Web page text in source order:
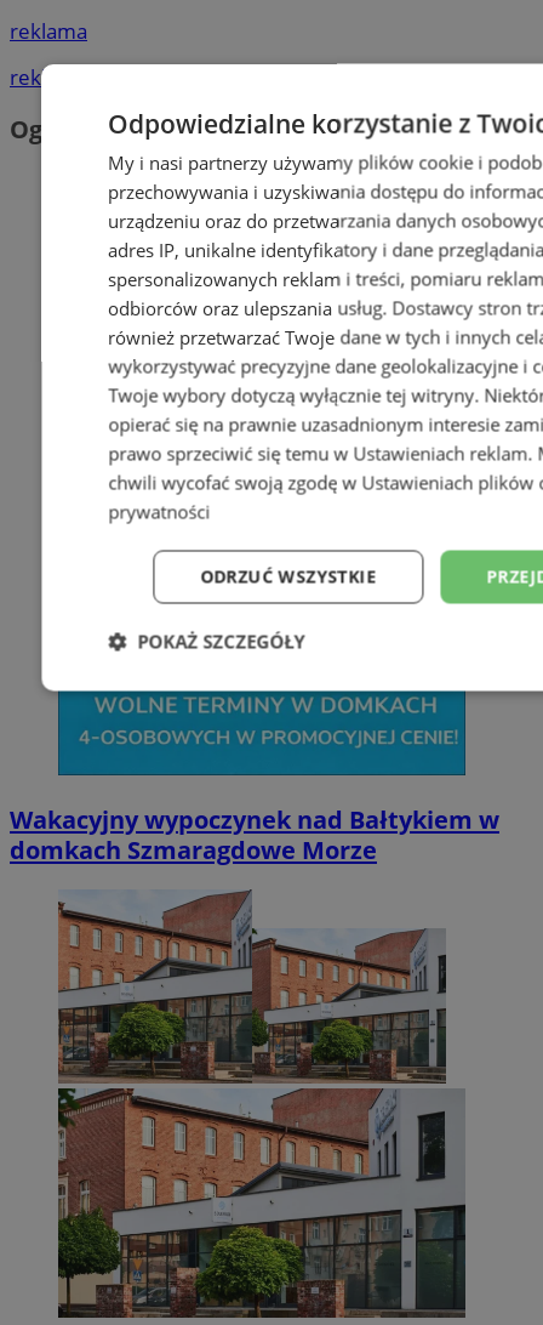
reklama
reklama
Ogłoszenia
Wakacyjny wypoczynek nad Bałtykiem w
domkach Szmaragdowe Morze
Odpowiedzialne korzystanie z
My i nasi partnerzy używamy plików cookie i
przechowywania i uzyskiwania dostępu do
urządzeniu oraz do przetwarzania danych
adres IP, unikalne identyfikatory i dane
spersonalizowanych reklam i treści, pomiaru
odbiorców oraz ulepszania usług. Dostawcy stron
również przetwarzać Twoje dane w tych i innych
wykorzystywać precyzyjne dane geolokalizacyjne i
Twoje wybory dotyczą wyłącznie tej witryny.
opierać się na prawnie uzasadnionym interesie
prawo sprzeciwić się temu w Ustawieniach reklam.
chwili wycofać swoją zgodę w Ustawieniach plików
prywatności
ODRZUĆ WSZYSTKIE
POKAŻ SZCZEGÓŁY
Niezbędne Wydajność
Niezbędne Wydajność Targetowanie
Niezbędne pliki cookie umożliwiają korzystanie z podstawowych
takich jak logowanie użytkownika i zarządzanie kontem. Bez
można prawidłowo korzystać ze strony internetowej.
Nazwa
Provider/
Domena
SessID
zabrze.com.pl
QeSessID
MvSessID zabrze.com.pl